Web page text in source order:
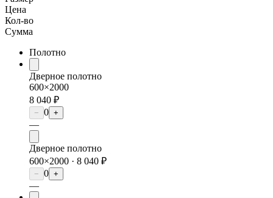
Цена
Кол-во
Сумма
Полотно
Дверное полотно
600×2000
8 040 ₽
− 0 +
—
Дверное полотно
600×2000 · 8 040 ₽
− 0 +
—